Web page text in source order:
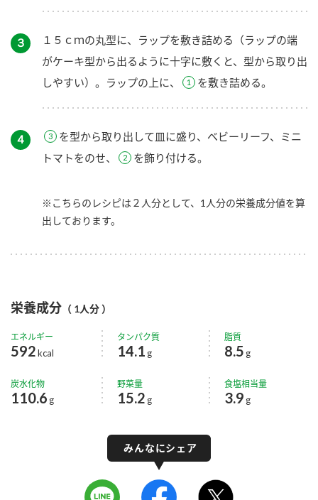
３
１５ｃｍの丸型に、ラップを敷き詰める（ラップの端
がケーキ型から出るように十字に敷くと、型から取り出
しやすい）。ラップの上に、
を敷き詰める。
４
を型から取り出して皿に盛り、ベビーリーフ、ミニ
トマトをのせ、
を飾り付ける。
※こちらのレシピは２人分として、1人分の栄養成分値を算
出しております。
栄養成分 （ 1人分 ）
エネルギー
592kcal
タンパク質
14.1 g
脂質
8.5 g
炭水化物
110.6 g
野菜量
15.2 g
食塩相当量
3.9 g